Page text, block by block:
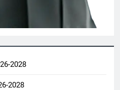
lên your own profile
2028
2028